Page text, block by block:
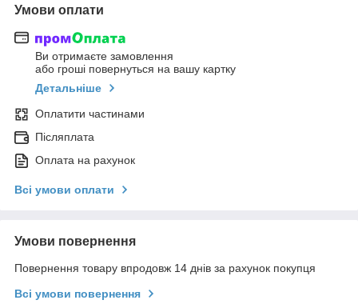
Умови оплати
Ви отримаєте замовлення
або гроші повернуться на вашу картку
Детальніше
Оплатити частинами
Післяплата
Оплата на рахунок
Всі умови оплати
Умови повернення
Повернення товару впродовж 14 днів за рахунок покупця
Всі умови повернення